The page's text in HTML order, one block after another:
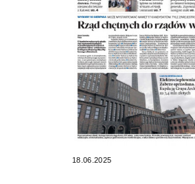
18.06.2025